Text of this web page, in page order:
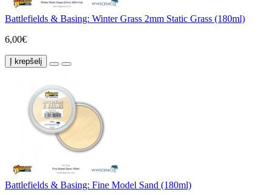
Battlefields & Basing: Winter Grass 2mm Static Grass (180ml)
6,00€
Į krepšelį
Battlefields & Basing: Fine Model Sand (180ml)